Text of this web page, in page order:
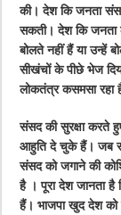
की। देश कि जनता
सकती। देश कि जनता
बोलते नहीं हैं या उन्हें
सीखंचों के पीछे भेज
लोकतंत्र कसमसा रहा
संसद की सुरक्षा करते
आहुति दे चुके हैं। जब
संसद को जगाने की
है । पूरा देश जानता
हैं। भाजपा खुद देश को